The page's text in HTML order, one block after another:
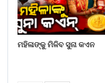
ମହିଳାଙ୍କୁ ମିଳିବ ସୁନା କଏନ